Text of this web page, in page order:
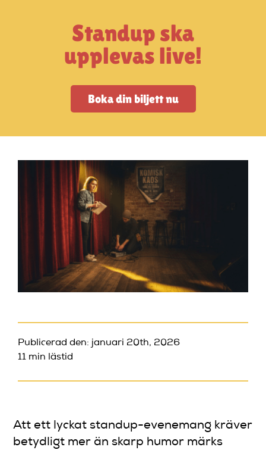
StandUpSverige PODDEN
Vanliga frågor
Mitt konto
Standup ska
upplevas live!
Boka din biljett nu
Publicerad den: januari 20th, 2026
11 min lästid
Att ett lyckat standup-evenemang kräver
betydligt mer än skarp humor märks